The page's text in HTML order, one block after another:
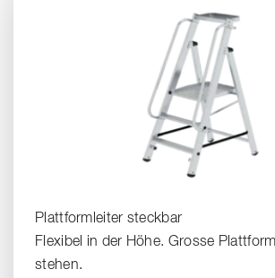
Plattformleiter steckbar
Flexibel in der Höhe. Grosse
stehen.